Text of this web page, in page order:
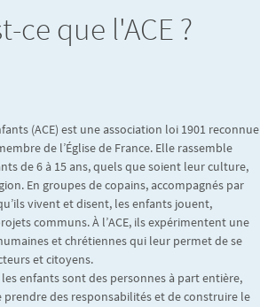
ce que l'ACE ?
(ACE) est une association loi 1901 reconnue
de l’Église de France. Elle rassemble
de 6 à 15 ans, quels que soient leur culture,
En groupes de copains, accompagnés par
vivent et disent, les enfants jouent,
communs. À l’ACE, ils expérimentent une
et chrétiennes qui leur permet de se
et citoyens.
les enfants sont des personnes à part entière,
prendre des responsabilités et de construire le